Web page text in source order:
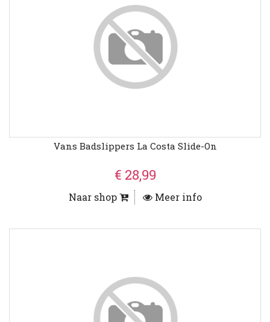
Vans Badslippers La Costa Slide-On
€ 28,99
Naar shop Meer info